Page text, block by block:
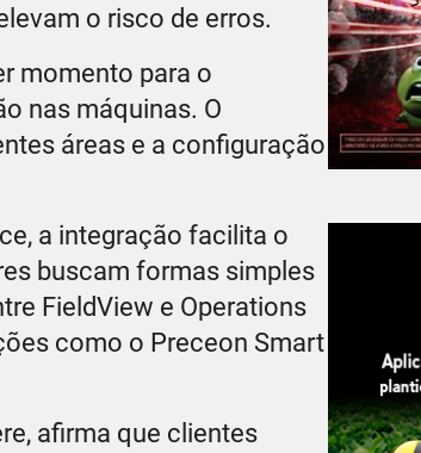
o risco de erros.
momento para o
nas máquinas. O
áreas e a configuração
a integração facilita o
buscam formas simples
FieldView e Operations
como o Preceon Smart
afirma que clientes